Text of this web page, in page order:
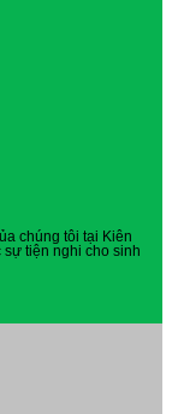
chúng tôi tại Kiên
sự tiện nghi cho sinh